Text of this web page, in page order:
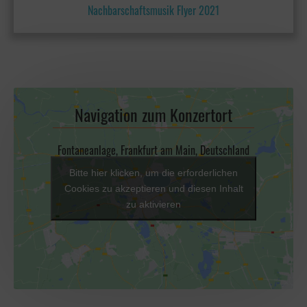
Nachbarschaftsmusik Flyer 2021
Navigation zum Konzertort
Fontaneanlage, Frankfurt am Main, Deutschland
Bitte hier klicken, um die erforderlichen
Cookies zu akzeptieren und diesen Inhalt
zu aktivieren